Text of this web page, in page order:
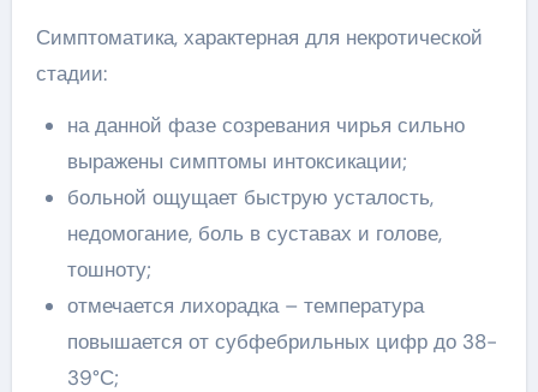
Симптоматика, характерная для некротической
стадии:
на данной фазе созревания чирья сильно
выражены симптомы интоксикации;
больной ощущает быструю усталость,
недомогание, боль в суставах и голове,
тошноту;
отмечается лихорадка – температура
повышается от субфебрильных цифр до 38-
39°С;